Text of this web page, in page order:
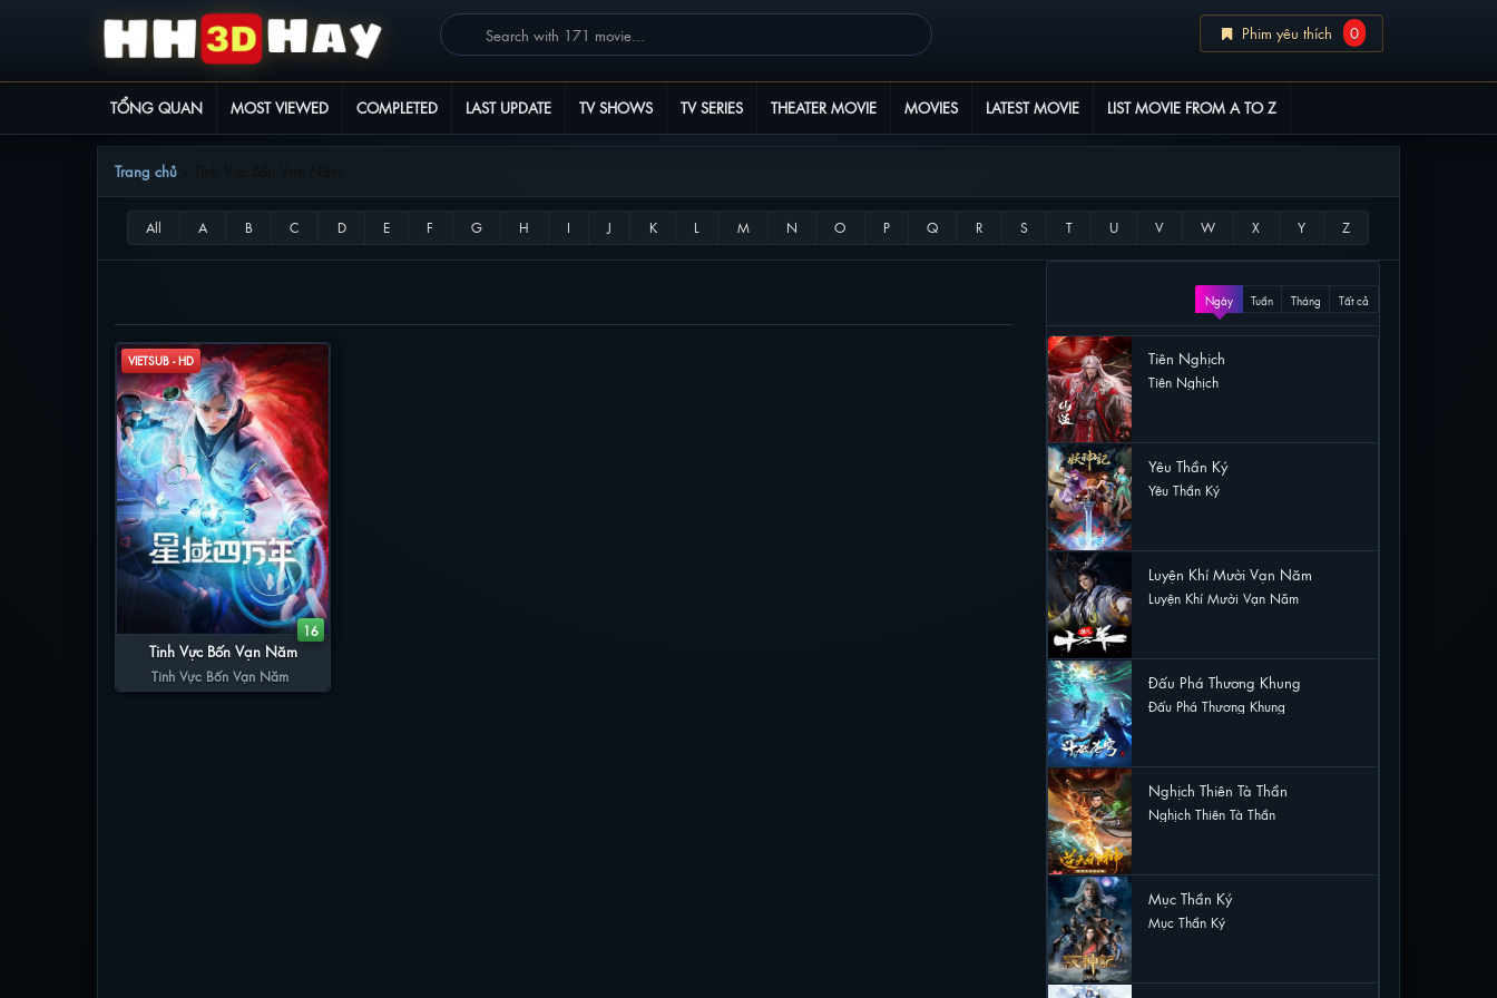
Phim yêu thích 0
TỔNG QUAN MOST VIEWED COMPLETED LAST UPDATE TV SHOWS TV SERIES THEATER MOVIE MOVIES LATEST MOVIE LIST MOVIE FROM A TO Z
Trang chủ
VIETSUB - HD
16
Tinh Vực Bốn Vạn Năm
Tinh Vực Bốn Vạn Năm
Ngày Tuần Tháng Tất cả
Tiên Nghịch
Tiên Nghịch
Yêu Thần Ký
Yêu Thần Ký
Luyện Khí Mười Vạn Năm
Luyện Khí Mười Vạn Năm
Đấu Phá Thương Khung
Đấu Phá Thương Khung
Nghịch Thiên Tà Thần
Nghịch Thiên Tà Thần
Mục Thần Ký
Mục Thần Ký